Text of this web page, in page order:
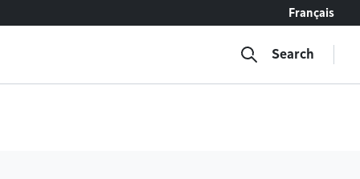
Français
Search